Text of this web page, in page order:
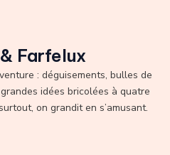
Farfelux
: déguisements, bulles de
idées bricolées à quatre
on grandit en s’amusant.